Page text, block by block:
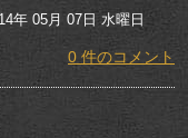
年 05月 07日 水曜日
0 件のコメント